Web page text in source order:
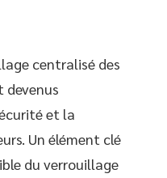
centralisé des
devenus
et la
Un élément clé
du verrouillage